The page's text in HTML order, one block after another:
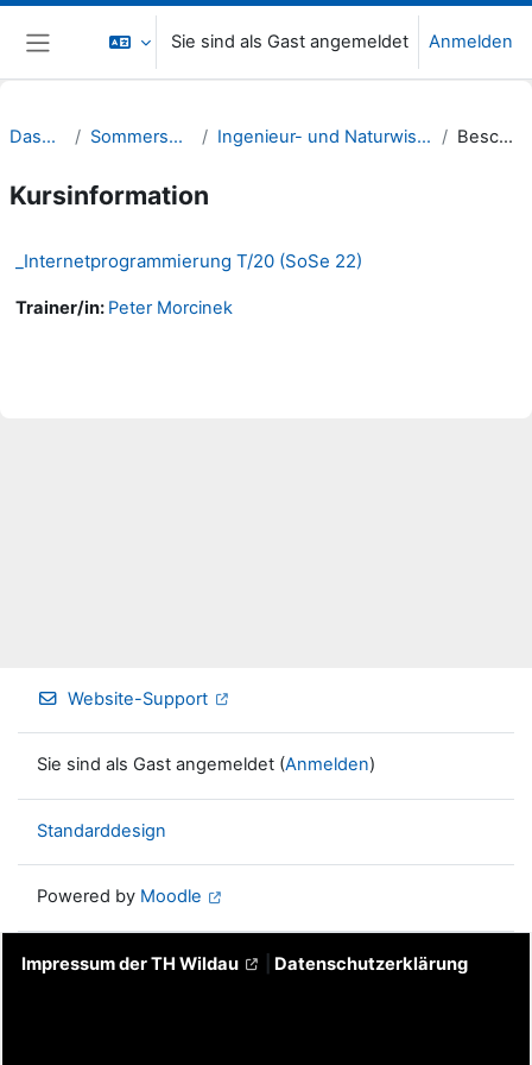
Zum Hauptinhalt
Website-Übersicht
Sie sind als Gast angemeldet Anmelden
Dashboard Sommersemester 22 Ingenieur- und Naturwissenschaften (INW) Beschreibung
Kursinformation
_Internetprogrammierung T/20 (SoSe 22)
Trainer/in: Peter Morcinek
Website-Support
Sie sind als Gast angemeldet (Anmelden)
Standarddesign
Powered by Moodle
Impressum der TH Wildau Datenschutzerklärung